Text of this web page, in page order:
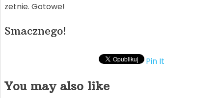
zetnie. Gotowe!
Smacznego!
Pin It
You may also like